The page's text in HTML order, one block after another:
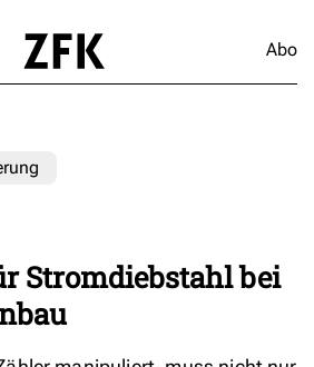
Abo
Stromdiebstahl bei